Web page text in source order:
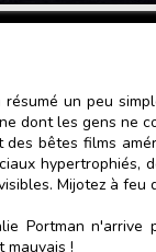
un peu
dont les gens ne
bêtes films
hypertrophiés,
Mijotez à
Portman
mauvais !